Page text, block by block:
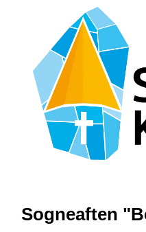
Sogneaften